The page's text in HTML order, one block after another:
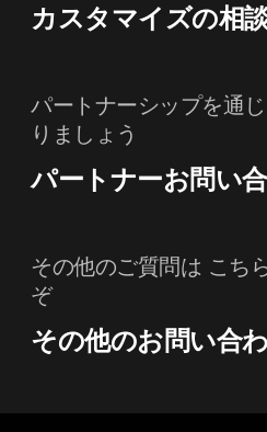
カスタマイズの相
パートナーシップを通
りましょう
パートナーお問い
その他のご質問は こち
ぞ
その他のお問い合